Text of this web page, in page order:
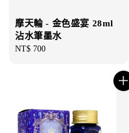
摩天輪 - 金色盛宴 28ml
沾水筆墨水
Regular
NT$ 700